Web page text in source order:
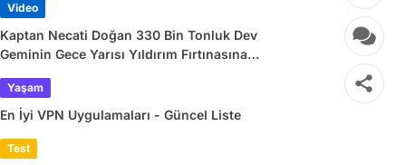
Video
Kaptan Necati Doğan 330 Bin Tonluk Dev
Geminin Gece Yarısı Yıldırım Fırtınasına
Yaşam
En İyi VPN Uygulamaları - Güncel Liste
Test